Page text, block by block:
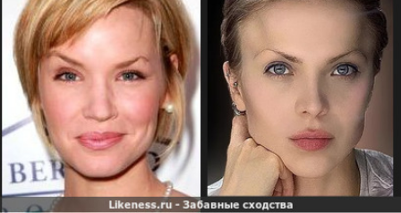
Кандидаты
Случайное сходство 👍
Создать сходство
Для публикации необходима авторизация
Поиск